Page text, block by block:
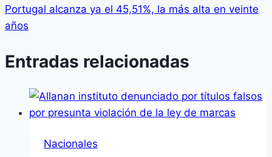
Portugal alcanza ya el 45,51%, la más alta en veinte
años
Entradas relacionadas
Nacionales